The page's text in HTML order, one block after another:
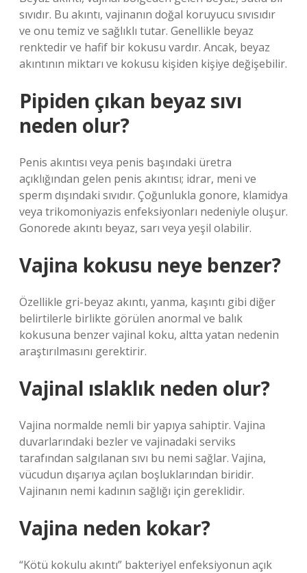
sıvıdır. Bu akıntı, vajinanın doğal koruyucu sıvısıdır
ve onu temiz ve sağlıklı tutar. Genellikle beyaz
renktedir ve hafif bir kokusu vardır. Ancak, beyaz
akıntının miktarı ve kokusu kişiden kişiye değişebilir.
Pipiden çıkan beyaz sıvı
neden olur?
Penis akıntısı veya penis başındaki üretra
açıklığından gelen penis akıntısı; idrar, meni ve
sperm dışındaki sıvıdır. Çoğunlukla gonore, klamidya
veya trikomoniyazis enfeksiyonları nedeniyle oluşur.
Gonorede akıntı beyaz, sarı veya yeşil olabilir.
Vajina kokusu neye benzer?
Özellikle gri-beyaz akıntı, yanma, kaşıntı gibi diğer
belirtilerle birlikte görülen anormal ve balık
kokusuna benzer vajinal koku, altta yatan nedenin
araştırılmasını gerektirir.
Vajinal ıslaklık neden olur?
Vajina normalde nemli bir yapıya sahiptir. Vajina
duvarlarındaki bezler ve vajinadaki serviks
tarafından salgılanan sıvı bu nemi sağlar. Vajina,
vücudun dışarıya açılan boşluklarından biridir.
Vajinanın nemi kadının sağlığı için gereklidir.
Vajina neden kokar?
“Kötü kokulu akıntı” bakteriyel enfeksiyonun açık